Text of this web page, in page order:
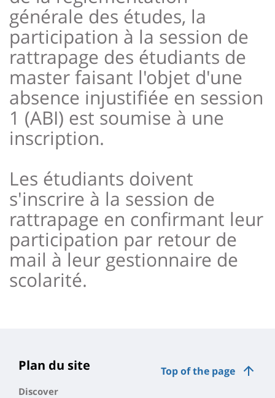
générale des études, la
participation à la session de
rattrapage des étudiants de
master faisant l'objet d'une
absence injustifiée en session
1 (ABI) est soumise à une
inscription.
Les étudiants doivent
s'inscrire à la session de
rattrapage en confirmant leur
participation par retour de
mail à leur gestionnaire de
scolarité.
Top of the page
Plan du site
Discover